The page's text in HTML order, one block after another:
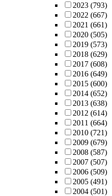
2023 (793)
2022 (667)
2021 (661)
2020 (505)
2019 (573)
2018 (629)
2017 (608)
2016 (649)
2015 (600)
2014 (652)
2013 (638)
2012 (614)
2011 (664)
2010 (721)
2009 (679)
2008 (587)
2007 (507)
2006 (509)
2005 (491)
2004 (501)